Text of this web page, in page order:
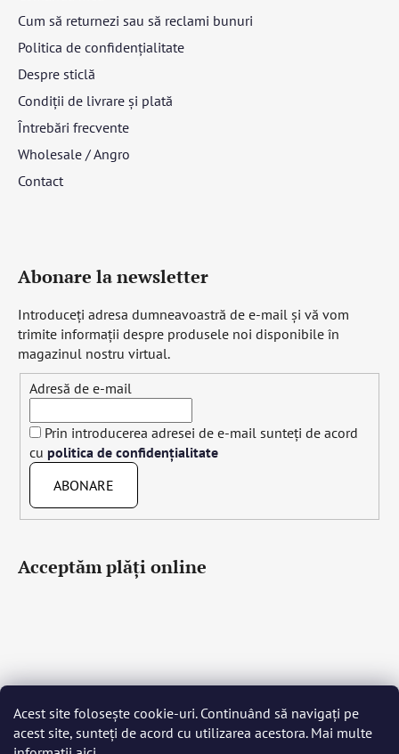
Acest site folosește cookie-uri. Continuând să navigați pe
acest site, sunteți de acord cu utilizarea acestora. Mai multe
Cum să returnezi sau să reclami bunuri
Politica de confidențialitate
Despre sticlă
Condiții de livrare și plată
Întrebări frecvente
Wholesale / Angro
Contact
Abonare la newsletter
Introduceţi adresa dumneavoastră de e-mail şi vă vom
trimite informaţii despre produsele noi disponibile în
magazinul nostru virtual.
Adresă de e-mail
Prin introducerea adresei de e-mail sunteți de acord
cu politica de confidențialitate
ABONARE
Acceptăm plăţi online
Čeština Slovenčina English Deutsch Magyar
Język polski
Română Italiano Español Français